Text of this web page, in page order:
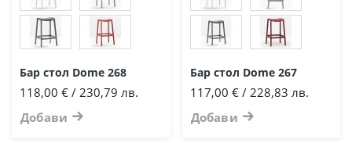
Бар стол Dome 268
118,00 € / 230,79 лв.
Добави
Бар стол Dome 267
117,00 € / 228,83 лв.
Добави